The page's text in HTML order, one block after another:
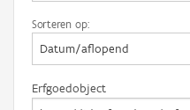
Sorteren op:
Erfgoedobject